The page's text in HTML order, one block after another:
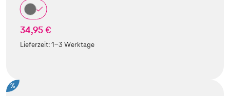
34,95 €
Lieferzeit:1-3 Werktage
%